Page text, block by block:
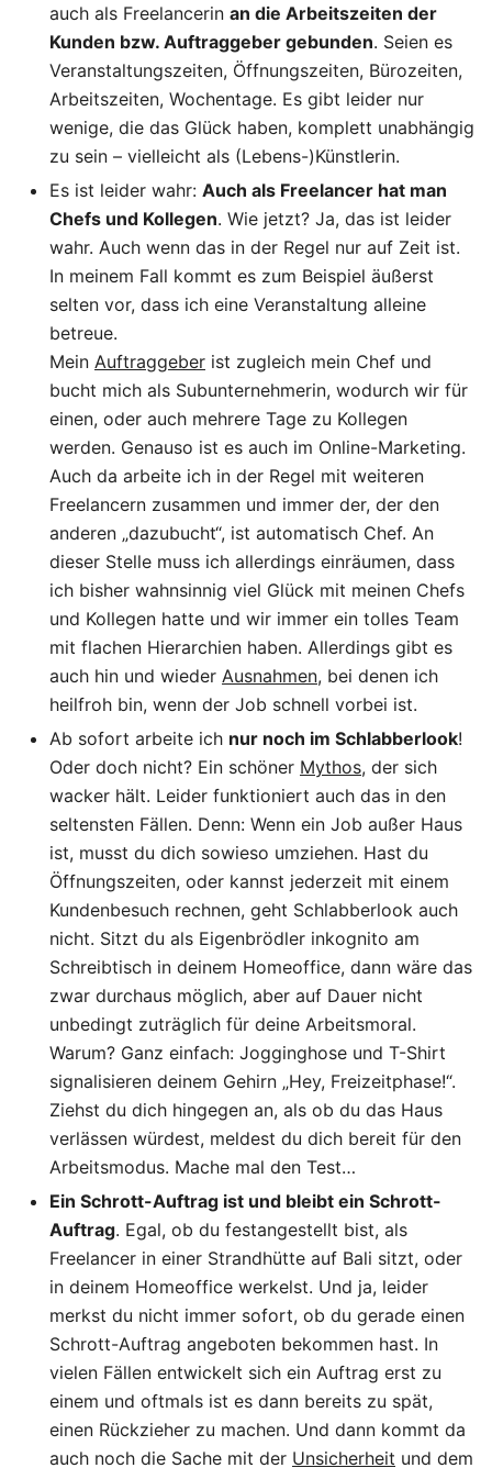
auch als Freelancerin an die Arbeitszeiten der
Kunden bzw. Auftraggeber gebunden. Seien es
Veranstaltungszeiten, Öffnungszeiten, Bürozeiten,
Arbeitszeiten, Wochentage. Es gibt leider nur
wenige, die das Glück haben, komplett unabhängig
zu sein – vielleicht als (Lebens-)Künstlerin.
Es ist leider wahr: Auch als Freelancer hat man
Chefs und Kollegen. Wie jetzt? Ja, das ist leider
wahr. Auch wenn das in der Regel nur auf Zeit ist.
In meinem Fall kommt es zum Beispiel äußerst
selten vor, dass ich eine Veranstaltung alleine
betreue.
Mein Auftraggeber ist zugleich mein Chef und
bucht mich als Subunternehmerin, wodurch wir für
einen, oder auch mehrere Tage zu Kollegen
werden. Genauso ist es auch im Online-Marketing.
Auch da arbeite ich in der Regel mit weiteren
Freelancern zusammen und immer der, der den
anderen „dazubucht“, ist automatisch Chef. An
dieser Stelle muss ich allerdings einräumen, dass
ich bisher wahnsinnig viel Glück mit meinen Chefs
und Kollegen hatte und wir immer ein tolles Team
mit flachen Hierarchien haben. Allerdings gibt es
auch hin und wieder Ausnahmen, bei denen ich
heilfroh bin, wenn der Job schnell vorbei ist.
Ab sofort arbeite ich nur noch im Schlabberlook!
Oder doch nicht? Ein schöner Mythos, der sich
wacker hält. Leider funktioniert auch das in den
seltensten Fällen. Denn: Wenn ein Job außer Haus
ist, musst du dich sowieso umziehen. Hast du
Öffnungszeiten, oder kannst jederzeit mit einem
Kundenbesuch rechnen, geht Schlabberlook auch
nicht. Sitzt du als Eigenbrödler inkognito am
Schreibtisch in deinem Homeoffice, dann wäre das
zwar durchaus möglich, aber auf Dauer nicht
unbedingt zuträglich für deine Arbeitsmoral.
Warum? Ganz einfach: Jogginghose und T-Shirt
signalisieren deinem Gehirn „Hey, Freizeitphase!“.
Ziehst du dich hingegen an, als ob du das Haus
verlässen würdest, meldest du dich bereit für den
Arbeitsmodus. Mache mal den Test…
Ein Schrott-Auftrag ist und bleibt ein Schrott-
Auftrag. Egal, ob du festangestellt bist, als
Freelancer in einer Strandhütte auf Bali sitzt, oder
in deinem Homeoffice werkelst. Und ja, leider
merkst du nicht immer sofort, ob du gerade einen
Schrott-Auftrag angeboten bekommen hast. In
vielen Fällen entwickelt sich ein Auftrag erst zu
einem und oftmals ist es dann bereits zu spät,
einen Rückzieher zu machen. Und dann kommt da
auch noch die Sache mit der Unsicherheit und dem